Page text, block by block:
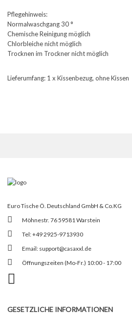
Pflegehinweis:
Normalwaschgang 30 °
Chemische Reinigung möglich
Chlorbleiche nicht möglich
Trocknen im Trockner nicht möglich
Lieferumfang: 1 x Kissenbezug, ohne Kissen
Euro Tische Ö. Deutschland GmbH & Co.KG
Möhnestr. 76 59581 Warstein
Tel: +49 2925-9713930
Email: support@casaxxl.de
Öffnungszeiten (Mo-Fr.) 10:00 - 17:00
GESETZLICHE INFORMATIONEN